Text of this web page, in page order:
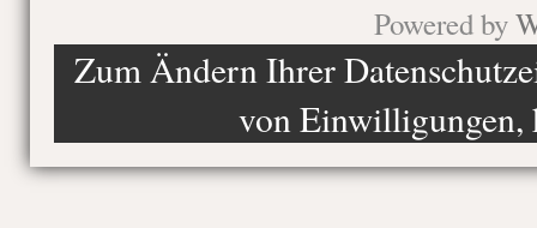
Powered by
Zum Ändern Ihrer
von